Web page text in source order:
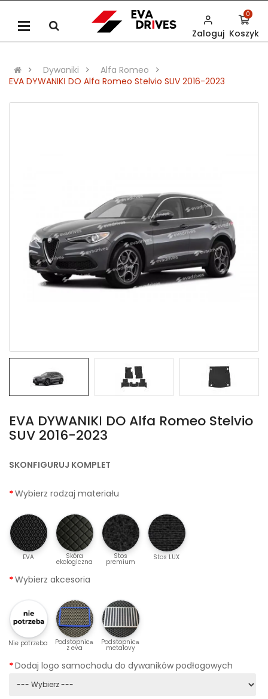
Zaloguj Koszyk
0
Dywaniki
Alfa Romeo
EVA DYWANIKІ DO Alfa Romeo Stelvio SUV 2016-2023
EVA DYWANIKІ DO Alfa Romeo Stelvio
SUV 2016-2023
SKONFIGURUJ KOMPLET
Wybierz rodzaj materiału
EVA Skóra
ekologiczna
Stos
premium
Stos LUX
Wybierz akcesoria
Nie potrzeba Podstopnicа
z eva
Podstopnicа
metalovy
Dodaj logo samochodu do dywaników podłogowych